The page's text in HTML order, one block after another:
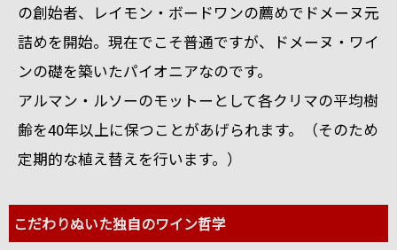
の創始者、レイモン・ボードワンの薦めでドメーヌ元
詰めを開始。現在でこそ普通ですが、ドメーヌ・ワイ
ンの礎を築いたパイオニアなのです。
アルマン・ルソーのモットーとして各クリマの平均樹
齢を40年以上に保つことがあげられます。（そのため
定期的な植え替えを行います。）
こだわりぬいた独自のワイン哲学